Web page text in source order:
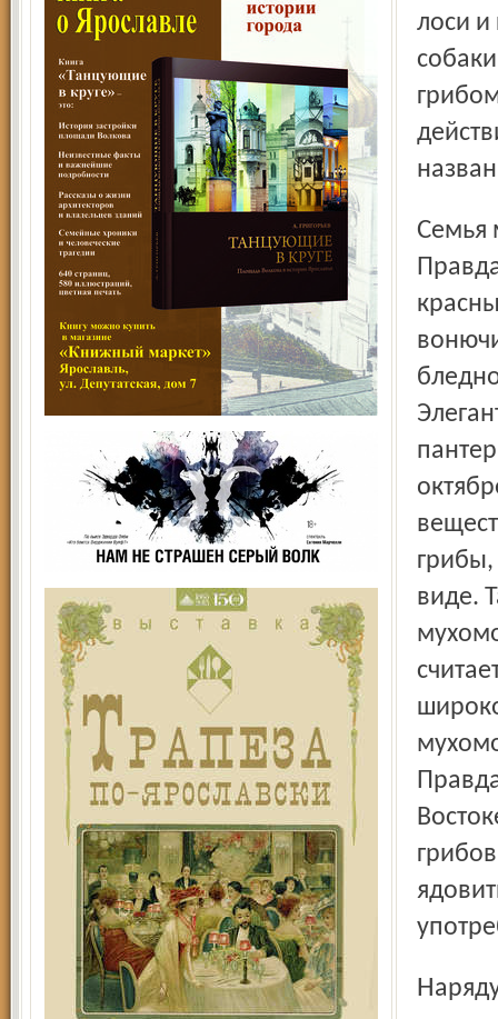
лоси
Семья мухоморов насчитывает не один десяток видов.
виде.
Наряду с традиционными съедобными грибами,